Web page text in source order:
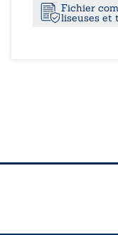
Tome Fichier
liseuses et